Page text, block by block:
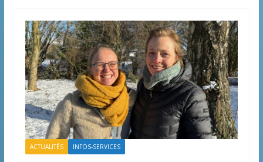
ACTUALITÉS INFOS-SERVICES